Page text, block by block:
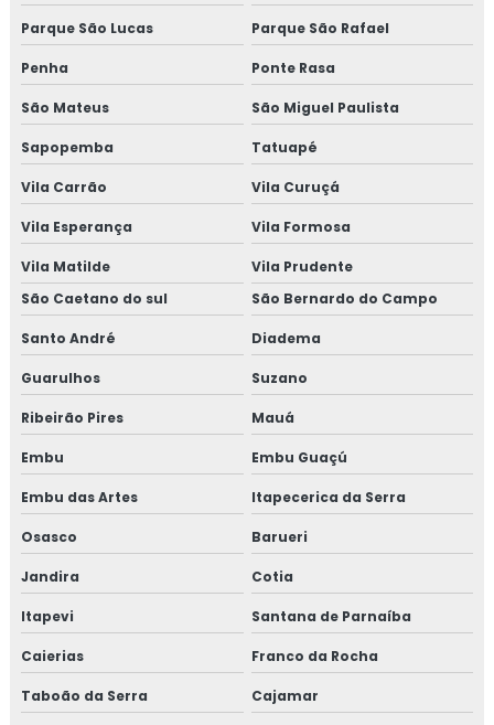
Parque São Lucas Parque São Rafael
Penha Ponte Rasa
São Mateus São Miguel Paulista
Sapopemba Tatuapé
Vila Carrão Vila Curuçá
Vila Esperança Vila Formosa
Vila Matilde
Vila Prudente
São Caetano do sul
São Bernardo do Campo
Santo André Diadema
Guarulhos Suzano
Ribeirão Pires Mauá
Embu Embu Guaçú
Embu das Artes Itapecerica da Serra
Osasco Barueri
Jandira Cotia
Itapevi Santana de Parnaíba
Caierias Franco da Rocha
Taboão da Serra Cajamar